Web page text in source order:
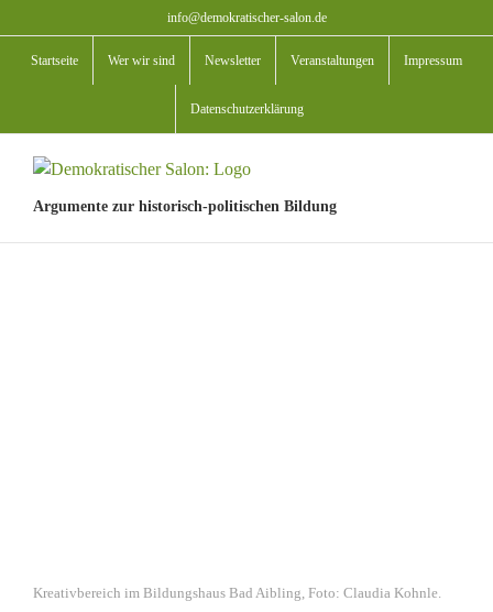
Inhalt
springen
info@demokratischer-salon.de
Startseite Wer wir sind Newsletter Veranstaltungen Impressum
Datenschutzerklärung
Argumente zur historisch-politischen Bildung
Kreativbereich im Bildungshaus Bad Aibling, Foto: Claudia Kohnle.